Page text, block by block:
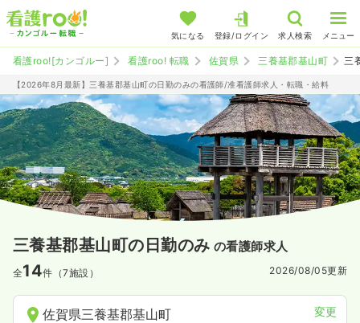
気になる 登録/ログイン 求人検索 メニュー
看護roo![カンゴルー] 看護roo! 転職 佐賀県 三養基郡基山町 三
【2026年8月最新】三養基郡基山町の日勤のみの看護師/准看護師求人・転職・給料
三養基郡基山町の日勤のみ の看護師求人
全14件（7施設） 2026/08/05更新
佐賀県三養基郡基山町 変更